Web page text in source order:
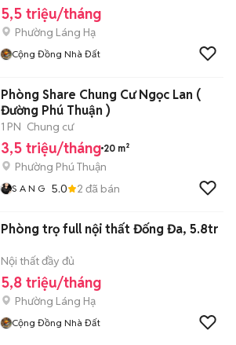
5,5 triệu/tháng
Phường Láng Hạ
Cộng Đồng Nhà Đất
Phòng Share Chung Cư Ngọc Lan (
Đường Phú Thuận )
1 PN Chung cư
3,5 triệu/tháng 20 m²
Phường Phú Thuận
S A N G 5.0 2 đã bán
Phòng trọ full nội thất Đống Đa, 5.8tr
Nội thất đầy đủ
5,8 triệu/tháng
Phường Láng Hạ
Cộng Đồng Nhà Đất